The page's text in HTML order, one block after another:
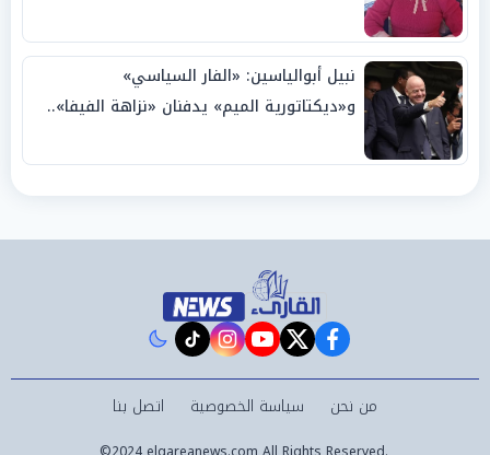
نبيل أبوالياسين: «الفار السياسي»
و«ديكتاتورية الميم» يدفنان «نزاهة الفيفا»..
facebook
twitter
youtube
instagram
tiktok
من نحن سياسة الخصوصية اتصل بنا